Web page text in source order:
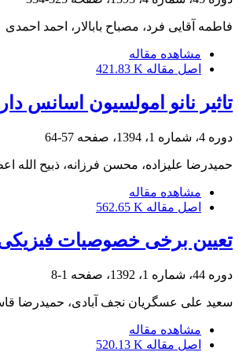
فاطمه آقایی فرد، مصباح بابالار، احمد احمدی
مشاهده مقاله
اصل مقاله 421.83 K
تاثیر نانو امولسیون
دوره 4، شماره 1، 1394، صفحه 57-64
حمیدرضا علیزاده، محسن فرزانه، ذبیح الله
مشاهده مقاله
اصل مقاله 562.65 K
تعیین برخی خصوصیات
دوره 44، شماره 1، 1392، صفحه 1-8
سعید علی عسگریان نجف آبادی، حمیدرضا
مشاهده مقاله
اصل مقاله 520.13 K